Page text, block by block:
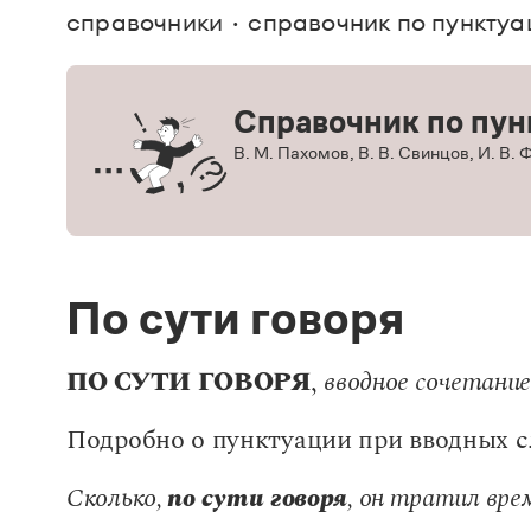
Все
Большой универсальный словарь русского языка
Русское словесное ударение
Словарь антонимов
Словарь методических терминов
Словарь русских имён
Словарь синонимов
Словарь трудностей русского языка
справочники справочник по
Справочник по
В. М. Пахомов, В. В. Свинцов, И. В.
По сути говоря
ПО СУТИ ГОВОРЯ, вводное сочетание
Подробно о пунктуации при вводных
Сколько,по сути говоря, он тратил